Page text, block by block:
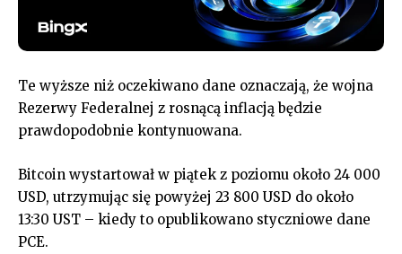
Te wyższe niż oczekiwano dane oznaczają, że wojna
Rezerwy Federalnej z rosnącą inflacją będzie
prawdopodobnie kontynuowana.
Bitcoin wystartował w piątek z poziomu około 24 000
USD, utrzymując się powyżej 23 800 USD do około
13:30 UST – kiedy to opublikowano styczniowe dane
PCE.